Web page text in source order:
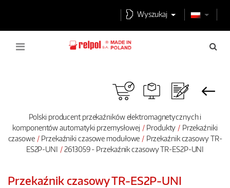
Wyszukaj
Polski producent przekaźników elektromagnetycznych i
komponentów automatyki przemysłowej
Produkty
Przekaźniki
czasowe
Przekaźniki czasowe modułowe
Przekaźnik czasowy TR-
ES2P-UNI
2613059 - Przekaźnik czasowy TR-ES2P-UNI
Przekaźnik czasowy TR-ES2P-UNI